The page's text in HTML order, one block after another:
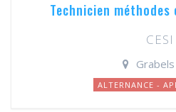
Technicien
CESI
ALTERNANCE -